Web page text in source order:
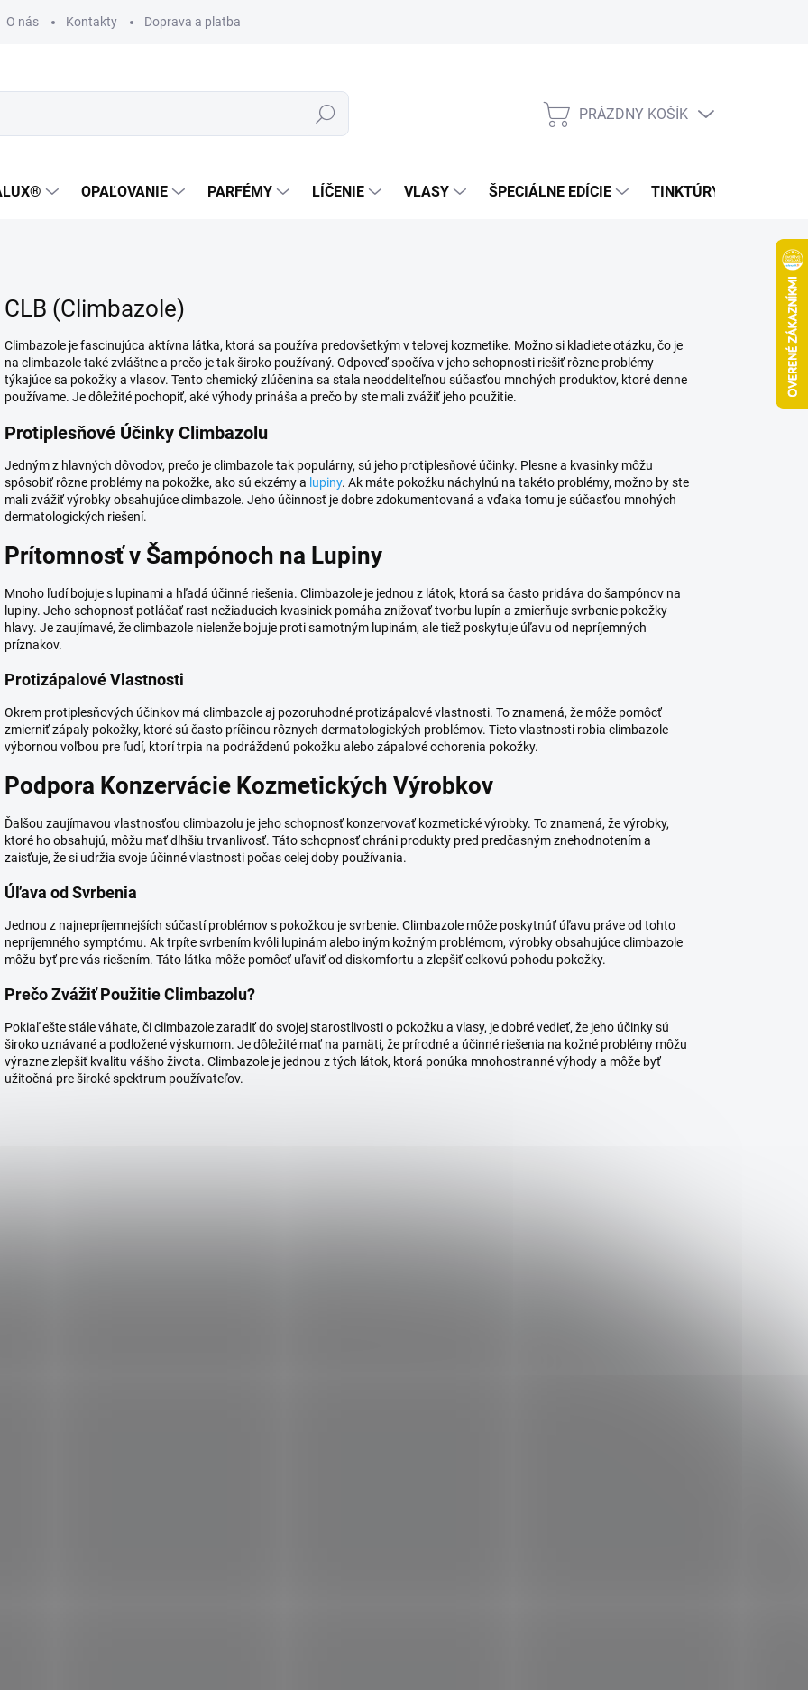
O nás Kontakty Doprava a platba
Hľadať
NÁKUPNÝ
PRÁZDNY KOŠÍK
OPAĽOVANIE PARFÉMY LÍČENIE VLASY ŠPECIÁLNE EDÍCIE TINKTÚRY
CLB (Climbazole)
Climbazole je fascinujúca aktívna látka, ktorá sa používa predovšetkým v telovej kozmetike. Možno si kladiete otázku, čo je
na climbazole také zvláštne a prečo je tak široko používaný. Odpoveď spočíva v jeho schopnosti riešiť rôzne problémy
týkajúce sa pokožky a vlasov. Tento chemický zlúčenina sa stala neoddeliteľnou súčasťou mnohých produktov, ktoré denne
používame. Je dôležité pochopiť, aké výhody prináša a prečo by ste mali zvážiť jeho použitie.
Protiplesňové Účinky Climbazolu
Jedným z hlavných dôvodov, prečo je climbazole tak populárny, sú jeho protiplesňové účinky. Plesne a kvasinky môžu
spôsobiť rôzne problémy na pokožke, ako sú ekzémy a lupiny. Ak máte pokožku náchylnú na takéto problémy, možno by ste
mali zvážiť výrobky obsahujúce climbazole. Jeho účinnosť je dobre zdokumentovaná a vďaka tomu je súčasťou mnohých
dermatologických riešení.
Prítomnosť v Šampónoch na Lupiny
Mnoho ľudí bojuje s lupinami a hľadá účinné riešenia. Climbazole je jednou z látok, ktorá sa často pridáva do šampónov na
lupiny. Jeho schopnosť potláčať rast nežiaducich kvasiniek pomáha znižovať tvorbu lupín a zmierňuje svrbenie pokožky
hlavy. Je zaujímavé, že climbazole nielenže bojuje proti samotným lupinám, ale tiež poskytuje úľavu od nepríjemných
príznakov.
Protizápalové Vlastnosti
Okrem protiplesňových účinkov má climbazole aj pozoruhodné protizápalové vlastnosti. To znamená, že môže pomôcť
zmierniť zápaly pokožky, ktoré sú často príčinou rôznych dermatologických problémov. Tieto vlastnosti robia climbazole
výbornou voľbou pre ľudí, ktorí trpia na podráždenú pokožku alebo zápalové ochorenia pokožky.
Podpora Konzervácie Kozmetických Výrobkov
Ďalšou zaujímavou vlastnosťou climbazolu je jeho schopnosť konzervovať kozmetické výrobky. To znamená, že výrobky,
ktoré ho obsahujú, môžu mať dlhšiu trvanlivosť. Táto schopnosť chráni produkty pred predčasným znehodnotením a
zaisťuje, že si udržia svoje účinné vlastnosti počas celej doby používania.
Úľava od Svrbenia
Jednou z najnepríjemnejších súčastí problémov s pokožkou je svrbenie. Climbazole môže poskytnúť úľavu práve od tohto
nepríjemného symptómu. Ak trpíte svrbením kvôli lupinám alebo iným kožným problémom, výrobky obsahujúce climbazole
môžu byť pre vás riešením. Táto látka môže pomôcť uľaviť od diskomfortu a zlepšiť celkovú pohodu pokožky.
Prečo Zvážiť Použitie Climbazolu?
Pokiaľ ešte stále váhate, či climbazole zaradiť do svojej starostlivosti o pokožku a vlasy, je dobré vedieť, že jeho účinky sú
široko uznávané a podložené výskumom. Je dôležité mať na pamäti, že prírodné a účinné riešenia na kožné problémy môžu
výrazne zlepšiť kvalitu vášho života. Climbazole je jednou z tých látok, ktorá ponúka mnohostranné výhody a môže byť
užitočná pre široké spektrum používateľov.